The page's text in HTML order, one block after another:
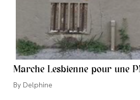
Marche Lesbienne pour une
Auteur/autrice
Delphine